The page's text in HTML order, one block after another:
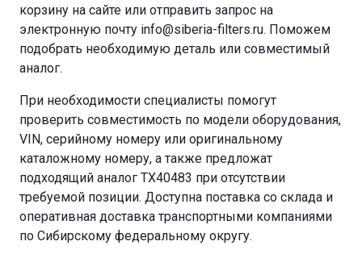
корзину на сайте или отправить запрос на
электронную почту info@siberia-filters.ru. Поможем
подобрать необходимую деталь или совместимый
аналог.
При необходимости специалисты помогут
проверить совместимость по модели оборудования,
VIN, серийному номеру или оригинальному
каталожному номеру, а также предложат
подходящий аналог TX40483 при отсутствии
требуемой позиции. Доступна поставка со склада и
оперативная доставка транспортными компаниями
по Сибирскому федеральному округу.